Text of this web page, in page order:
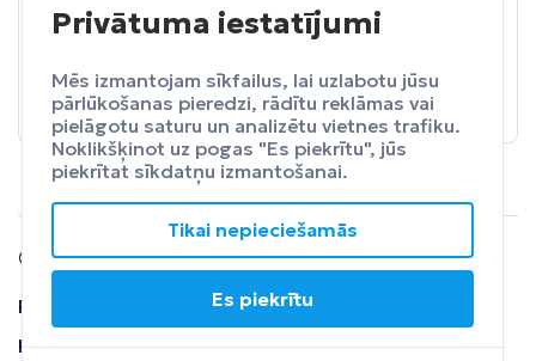
BALTA ceļojumu apdrošināšana
Apdrošināt
© 2024 SIA Fly Travel.
Privātuma
politika
Lietošanas
noteikumi
tiesības
Privātuma iestatījumi
Mēs izmantojam sīkfailus, lai uzlabotu jūsu
pārlūkošanas pieredzi, rādītu reklāmas vai
pielāgotu saturu un analizētu vietnes trafiku.
Noklikšķinot uz pogas "Es piekrītu", jūs
piekrītat sīkdatņu izmantošanai.
Tikai nepieciešamās
Es piekrītu